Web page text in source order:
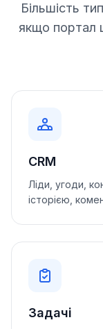
Більшість
якщо портал
CRM
Ліди, угоди,
історією,
Задачі